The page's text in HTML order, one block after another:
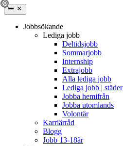
Jobbsökande
Lediga jobb
Deltidsjobb
Sommarjobb
Internship
Extrajobb
Alla lediga jobb
Lediga jobb | städer
Jobba hemifrån
Jobba utomlands
Volontär
Karriärråd
Blogg
Jobb 13-18år